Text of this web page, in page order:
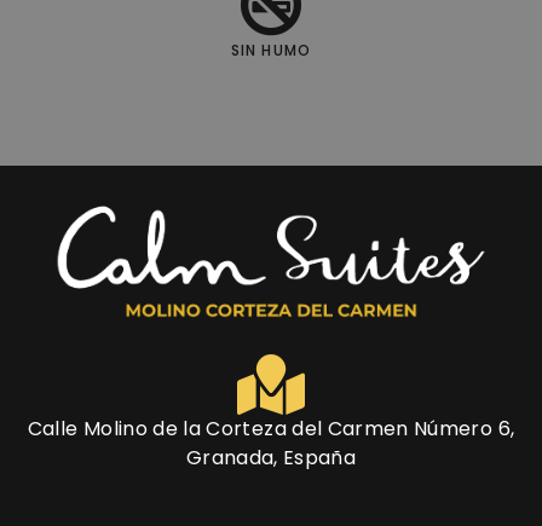
SIN HUMO
Calle Molino de la Corteza del Carmen Número 6,
Granada, España